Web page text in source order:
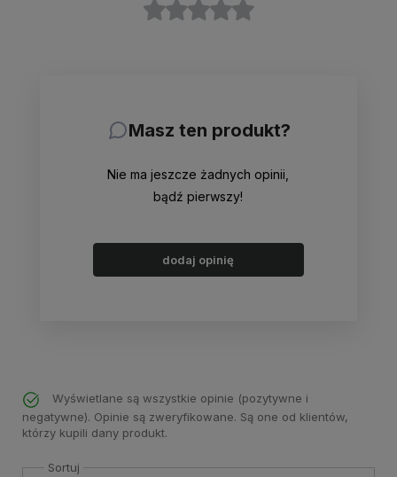
Masz ten produkt?
Nie ma jeszcze żadnych opinii,
bądź pierwszy!
dodaj opinię
Wyświetlane są wszystkie opinie (pozytywne i
negatywne). Opinie są zweryfikowane. Są one od klientów,
którzy kupili dany produkt.
Sortuj